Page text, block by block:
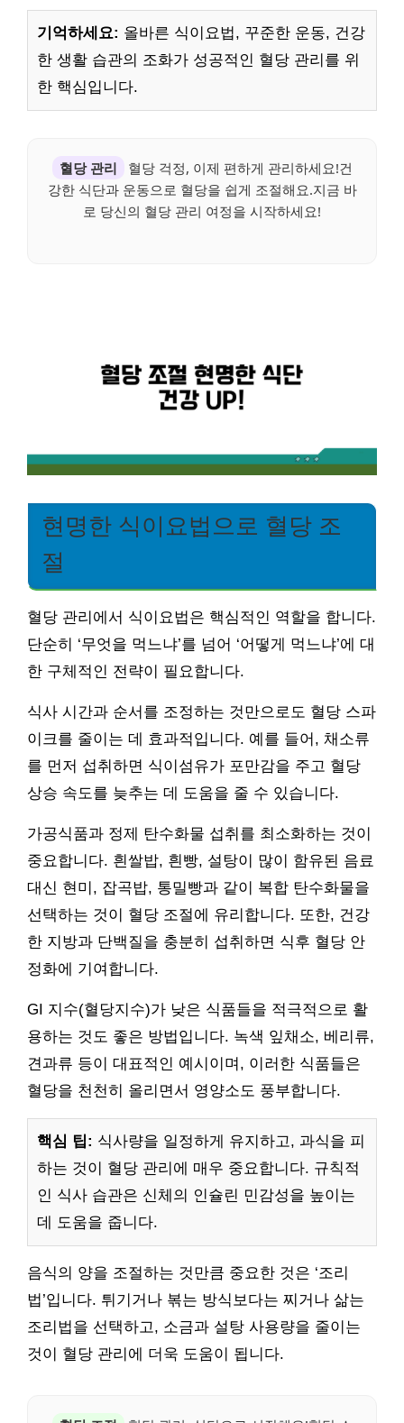
기억하세요: 올바른 식이요법, 꾸준한 운동, 건강
한 생활 습관의 조화가 성공적인 혈당 관리를 위
한 핵심입니다.
혈당 관리
혈당 걱정, 이제 편하게 관리하세요!건
강한 식단과 운동으로 혈당을 쉽게 조절해요.지금 바
로 당신의 혈당 관리 여정을 시작하세요!
현명한 식이요법으로 혈당 조
절
혈당 관리에서 식이요법은 핵심적인 역할을 합니다.
단순히 ‘무엇을 먹느냐’를 넘어 ‘어떻게 먹느냐’에 대
한 구체적인 전략이 필요합니다.
식사 시간과 순서를 조정하는 것만으로도 혈당 스파
이크를 줄이는 데 효과적입니다. 예를 들어, 채소류
를 먼저 섭취하면 식이섬유가 포만감을 주고 혈당
상승 속도를 늦추는 데 도움을 줄 수 있습니다.
가공식품과 정제 탄수화물 섭취를 최소화하는 것이
중요합니다. 흰쌀밥, 흰빵, 설탕이 많이 함유된 음료
대신 현미, 잡곡밥, 통밀빵과 같이 복합 탄수화물을
선택하는 것이 혈당 조절에 유리합니다. 또한, 건강
한 지방과 단백질을 충분히 섭취하면 식후 혈당 안
정화에 기여합니다.
GI 지수(혈당지수)가 낮은 식품들을 적극적으로 활
용하는 것도 좋은 방법입니다. 녹색 잎채소, 베리류,
견과류 등이 대표적인 예시이며, 이러한 식품들은
혈당을 천천히 올리면서 영양소도 풍부합니다.
핵심 팁: 식사량을 일정하게 유지하고, 과식을 피
하는 것이 혈당 관리에 매우 중요합니다. 규칙적
인 식사 습관은 신체의 인슐린 민감성을 높이는
데 도움을 줍니다.
음식의 양을 조절하는 것만큼 중요한 것은 ‘조리
법’입니다. 튀기거나 볶는 방식보다는 찌거나 삶는
조리법을 선택하고, 소금과 설탕 사용량을 줄이는
것이 혈당 관리에 더욱 도움이 됩니다.